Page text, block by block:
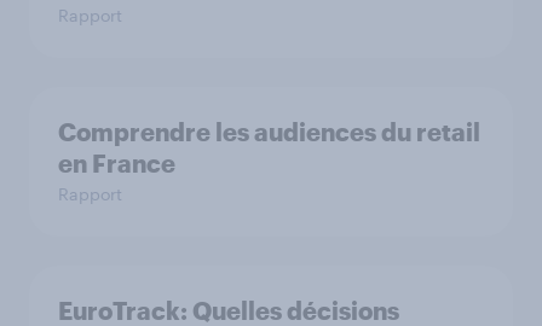
Rapport
Comprendre les audiences du retail
en France
Rapport
EuroTrack: Quelles décisions